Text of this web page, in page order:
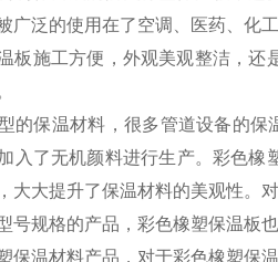
广泛的使用在了空调、医药、化
板施工方便，外观美观整洁，
的保温材料，很多管道设备的
入了无机颜料进行生产。彩色
大大提升了保温材料的美观性。
号规格的产品，彩色橡塑保温板
保温材料产品，对于彩色橡塑保